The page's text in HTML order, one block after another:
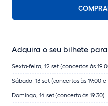
Adquira o seu bilhete
Sexta-feira, 12 set (concertos às
Sábado, 13 set (concertos às 19:00 e
Domingo, 14 set (concerto às 19:30)